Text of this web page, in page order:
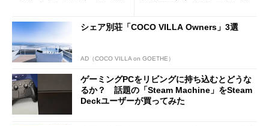
シェア別荘「COCO VILLA Owners」3選
AD（COCO VILLA on GOETHE）
ゲーミングPCをリビングに持ち込むとどうな
るか？ 話題の「Steam Machine」をSteam
Deckユーザーが買ってみた